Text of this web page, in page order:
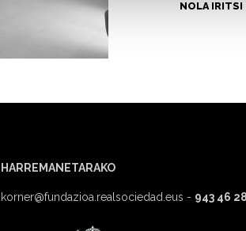
NOLA IRITSI
HARREMANETARAKO
korner@fundazioa.realsociedad.eus - 943 46